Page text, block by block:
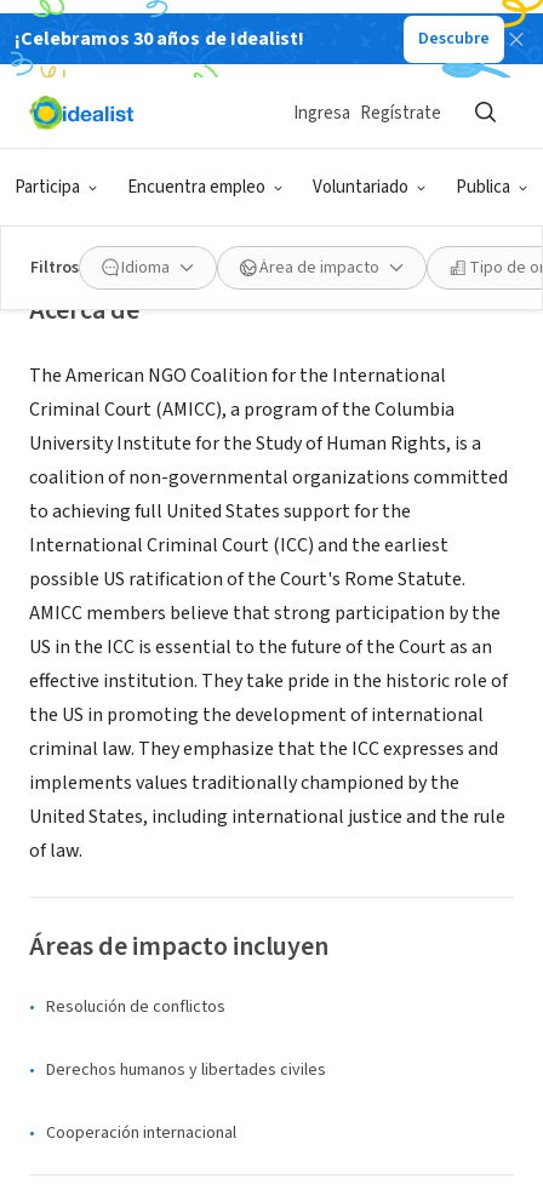
¡Celebramos 30 años de Idealist! Descubre
Participa Encuentra empleo Voluntariado Publica
Ingresa Regístrate
Filtros Idioma Área de impacto Tipo de
ORGANIZACIÓN SIN FIN DE LUCRO
American NGO Coalition for the
International Criminal Court
(AMICC)
New York, NY|www.amicc.org
Acerca de
The American NGO Coalition for the International
Criminal Court (AMICC), a program of the Columbia
University Institute for the Study of Human Rights, is a
coalition of non-governmental organizations committed
to achieving full United States support for the
International Criminal Court (ICC) and the earliest
possible US ratification of the Court's Rome Statute.
AMICC members believe that strong participation by the
US in the ICC is essential to the future of the Court as an
effective institution. They take pride in the historic role of
the US in promoting the development of international
criminal law. They emphasize that the ICC expresses and
implements values traditionally championed by the
United States, including international justice and the rule
of law.
Áreas de impacto incluyen
Resolución de conflictos
Derechos humanos y libertades civiles
Cooperación internacional